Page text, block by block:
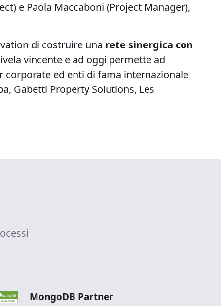
e Paola Maccaboni (Project Manager),
di costruire una rete sinergica con
vincente e ad oggi permette ad
corporate ed enti di fama internazionale
Gabetti Property Solutions, Les
MongoDB Partner